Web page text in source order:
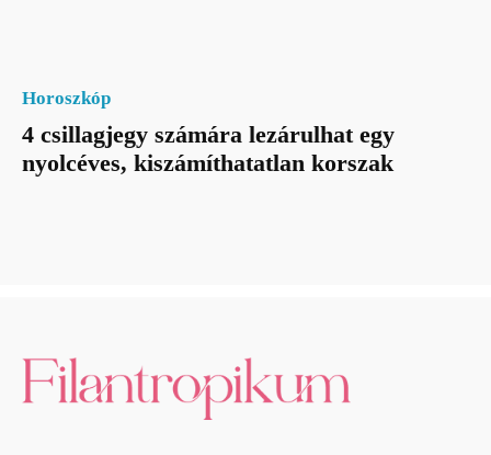
Horoszkóp
4 csillagjegy számára lezárulhat egy
nyolcéves, kiszámíthatatlan korszak